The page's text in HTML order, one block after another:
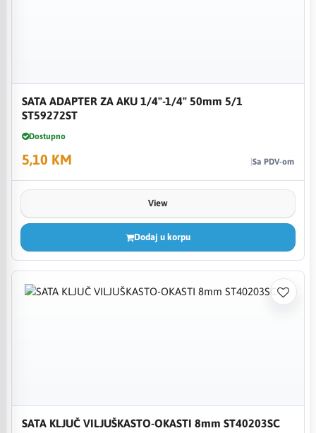
SATA ADAPTER ZA AKU 1/4"-1/4" 50mm 5/1
ST59272ST
Dostupno
5,10 KM Sa PDV-om
View
Dodaj u korpu
SATA KLJUČ VILJUŠKASTO-OKASTI 8mm ST40203SC